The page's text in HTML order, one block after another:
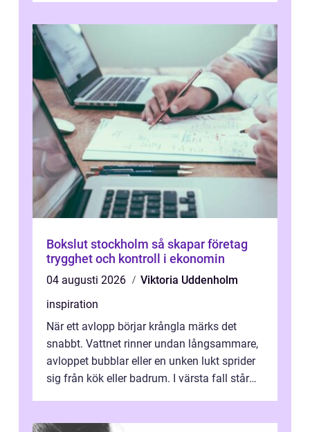
Bokslut stockholm så skapar företag
trygghet och kontroll i ekonomin
04 augusti 2026
Viktoria Uddenholm
inspiration
När ett avlopp börjar krångla märks det
snabbt. Vattnet rinner undan långsammare,
avloppet bubblar eller en unken lukt sprider
sig från kök eller badrum. I värsta fall står